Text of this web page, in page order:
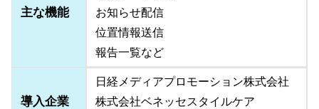
主な機能
お知らせ配信
位置情報送信
報告一覧など
導入企業
日経メディアプロモーション株式会社
株式会社ベネッセスタイルケア